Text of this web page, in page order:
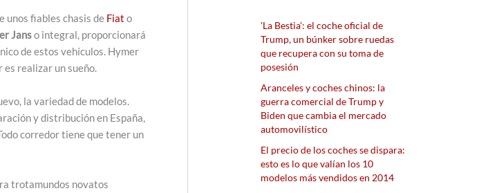
unos fiables chasis de Fiat o
Janso integral, proporcionará
de estos vehículos. Hymer
realizar un sueño.
la variedad de modelos.
y distribución en España,
corredor tiene que tener un
trotamundos novatos
'La Bestia': el coche oficial de
Trump, un búnker sobre ruedas
que recupera con su toma de
posesión
Aranceles y coches chinos: la
guerra comercial de Trump y
Biden que cambia el mercado
automovilístico
El precio de los coches se dispara:
esto es lo que valían los 10
modelos más vendidos en 2014